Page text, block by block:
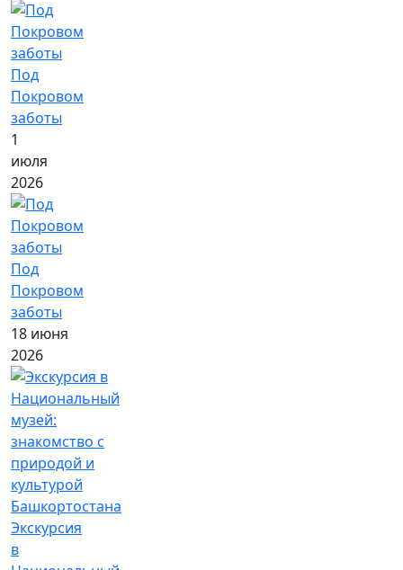
Под
Покровом
заботы
1
июля
2026
Под
Покровом
заботы
18 июня
2026
Экскурсия
в